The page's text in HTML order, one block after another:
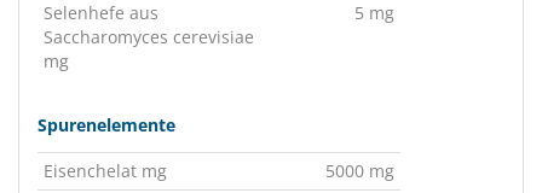
Selenhefe aus
Saccharomyces cerevisiae
mg
5 mg
Spurenelemente
Eisenchelat mg
5000 mg